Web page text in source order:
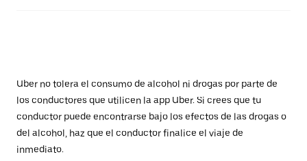
Uber no tolera el consumo de alcohol ni drogas por parte de
los conductores que utilicen la app Uber. Si crees que tu
conductor puede encontrarse bajo los efectos de las drogas o
del alcohol, haz que el conductor finalice el viaje de
inmediato.